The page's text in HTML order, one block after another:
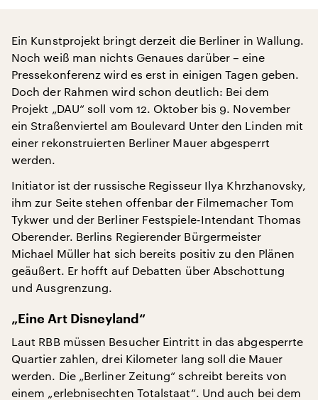
Ein Kunstprojekt bringt derzeit die Berliner in Wallung.
Noch weiß man nichts Genaues darüber – eine
Pressekonferenz wird es erst in einigen Tagen geben.
Doch der Rahmen wird schon deutlich: Bei dem
Projekt „DAU“ soll vom 12. Oktober bis 9. November
ein Straßenviertel am Boulevard Unter den Linden mit
einer rekonstruierten Berliner Mauer abgesperrt
werden.
Initiator ist der russische Regisseur Ilya Khrzhanovsky,
ihm zur Seite stehen offenbar der Filmemacher Tom
Tykwer und der Berliner Festspiele-Intendant Thomas
Oberender. Berlins Regierender Bürgermeister
Michael Müller hat sich bereits positiv zu den Plänen
geäußert. Er hofft auf Debatten über Abschottung
und Ausgrenzung.
„Eine Art Disneyland“
Laut RBB müssen Besucher Eintritt in das abgesperrte
Quartier zahlen, drei Kilometer lang soll die Mauer
werden. Die „Berliner Zeitung“ schreibt bereits von
einem „erlebnisechten Totalstaat“. Und auch bei dem